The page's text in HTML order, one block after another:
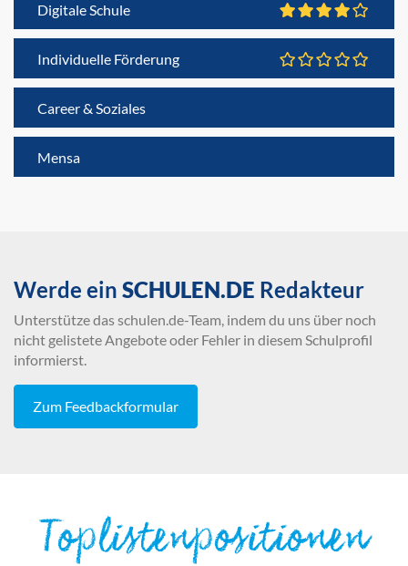
Digitale Schule
Individuelle Förderung
Career & Soziales
Mensa
Werde ein SCHULEN.DE Redakteur
Unterstütze das schulen.de-Team, indem du uns über noch
nicht gelistete Angebote oder Fehler in diesem Schulprofil
informierst.
Zum Feedbackformular
Toplistenpositionen